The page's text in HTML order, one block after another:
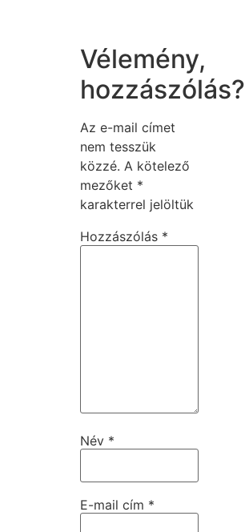
Vélemény,
hozzászólás?
Az e-mail címet
nem tesszük
közzé. A kötelező
mezőket *
karakterrel jelöltük
Hozzászólás *
Név *
E-mail cím *